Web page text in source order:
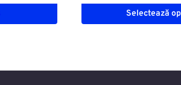
la
Selectează